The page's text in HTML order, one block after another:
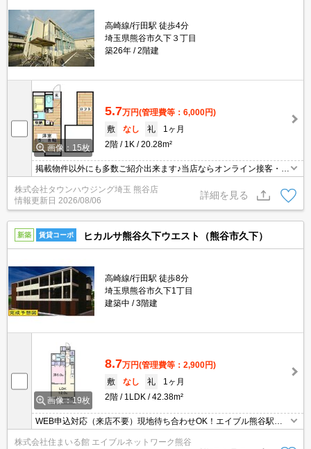
高崎線/行田駅 徒歩4分
埼玉県熊谷市久下３丁目
築26年
2階建
画像：15枚
5.7万円(管理費等：6,000円)
敷
なし 礼
1ヶ月
2階
1K 20.28m²
掲載物件以外にも多数ご紹介出来ます♪当店ならオンライン接客・内
見可能です！メールでのお問い合わせの際は、電話番号も記載頂き
ますとスムーズに御対応できます♪
株式会社タウンハウジング埼玉 熊谷店
情報更新日 2026/08/06
詳細を見る
新築 賃貸コーポ ヒカルサ熊谷久下ウエスト（熊谷市久下）
高崎線/行田駅 徒歩8分
埼玉県熊谷市久下1丁目
建築中
3階建
画像：19枚
8.7万円(管理費等：2,900円)
敷
なし 礼
1ヶ月
2階
1LDK 42.38m²
WEB申込対応（来店不要）現地待ち合わせOK！エイブル熊谷駅前
店のおすすめ♪ 敷金/更新料 0円♪ エイブルは契約金も家賃もクレジ
ット決済可能です♪ 保証人も不要です！エイブル熊谷駅前店は賃
株式会社住まいる館 エイブルネットワーク熊谷